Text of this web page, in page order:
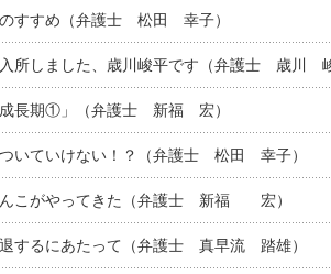
すすめ（弁護士 松田 幸子）
所しました、歳川峻平です（弁護士 歳川
成長期①」（弁護士 新福 宏）
いていけない！？（弁護士 松田 幸子）
んこがやってきた（弁護士 新福 宏）
するにあたって（弁護士 真早流 踏雄）